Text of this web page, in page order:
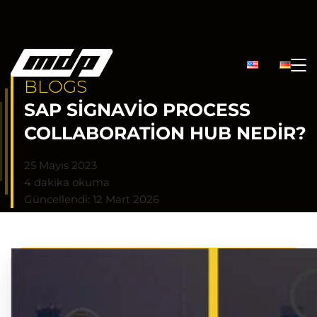
BLOGS
SAP SIGNAVIO PROCESS
COLLABORATION HUB NEDIR?
25 Mayıs 2023
4 dakika okuma
Güncellendi: 12 Mart 2026